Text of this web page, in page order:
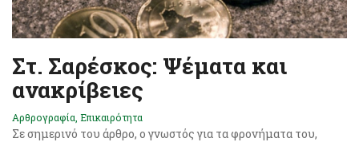
Στ. Σαρέσκος: Ψέματα και
ανακρίβειες
Αρθρογραφία Επικαιρότητα
Σε σημερινό του άρθρο, ο γνωστός για τα φρονήματα του,